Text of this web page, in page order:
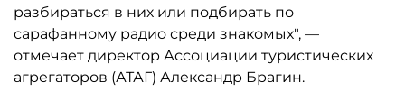
разбираться в них или подбирать по
сарафанному радио среди знакомых", —
отмечает директор Ассоциации туристических
агрегаторов (АТАГ) Александр Брагин.